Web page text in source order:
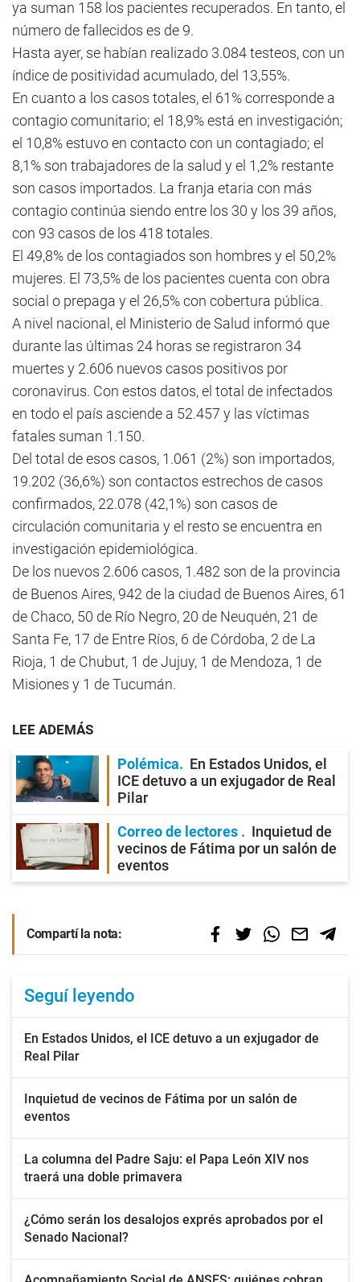
ya suman 158 los pacientes recuperados. En tanto, el
número de fallecidos es de 9.
Hasta ayer, se habían realizado 3.084 testeos, con un
índice de positividad acumulado, del 13,55%.
En cuanto a los casos totales, el 61% corresponde a
contagio comunitario; el 18,9% está en investigación;
el 10,8% estuvo en contacto con un contagiado; el
8,1% son trabajadores de la salud y el 1,2% restante
son casos importados. La franja etaria con más
contagio continúa siendo entre los 30 y los 39 años,
con 93 casos de los 418 totales.
El 49,8% de los contagiados son hombres y el 50,2%
mujeres. El 73,5% de los pacientes cuenta con obra
social o prepaga y el 26,5% con cobertura pública.
A nivel nacional, el Ministerio de Salud informó que
durante las últimas 24 horas se registraron 34
muertes y 2.606 nuevos casos positivos por
coronavirus. Con estos datos, el total de infectados
en todo el país asciende a 52.457 y las víctimas
fatales suman 1.150.
Del total de esos casos, 1.061 (2%) son importados,
19.202 (36,6%) son contactos estrechos de casos
confirmados, 22.078 (42,1%) son casos de
circulación comunitaria y el resto se encuentra en
investigación epidemiológica.
De los nuevos 2.606 casos, 1.482 son de la provincia
de Buenos Aires, 942 de la ciudad de Buenos Aires, 61
de Chaco, 50 de Río Negro, 20 de Neuquén, 21 de
Santa Fe, 17 de Entre Ríos, 6 de Córdoba, 2 de La
Rioja, 1 de Chubut, 1 de Jujuy, 1 de Mendoza, 1 de
Misiones y 1 de Tucumán.
LEE ADEMÁS
Polémica
En Estados Unidos, el
ICE detuvo a un exjugador de Real
Pilar
Correo de lectores
Inquietud de
vecinos de Fátima por un salón de
eventos
Compartí la nota:
Seguí leyendo
En Estados Unidos, el ICE detuvo a un exjugador de
Real Pilar
Inquietud de vecinos de Fátima por un salón de
eventos
La columna del Padre Saju: el Papa León XIV nos
traerá una doble primavera
¿Cómo serán los desalojos exprés aprobados por el
Senado Nacional?